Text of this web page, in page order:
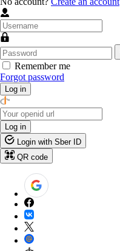
Remember me
Forgot password
Log in
Log in
Login with Sber ID
QR code